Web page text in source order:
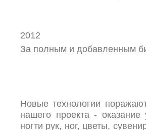
2012
За полным и добавленным
Новые технологии
нашего проекта -
ногти рук, ног, цветы,